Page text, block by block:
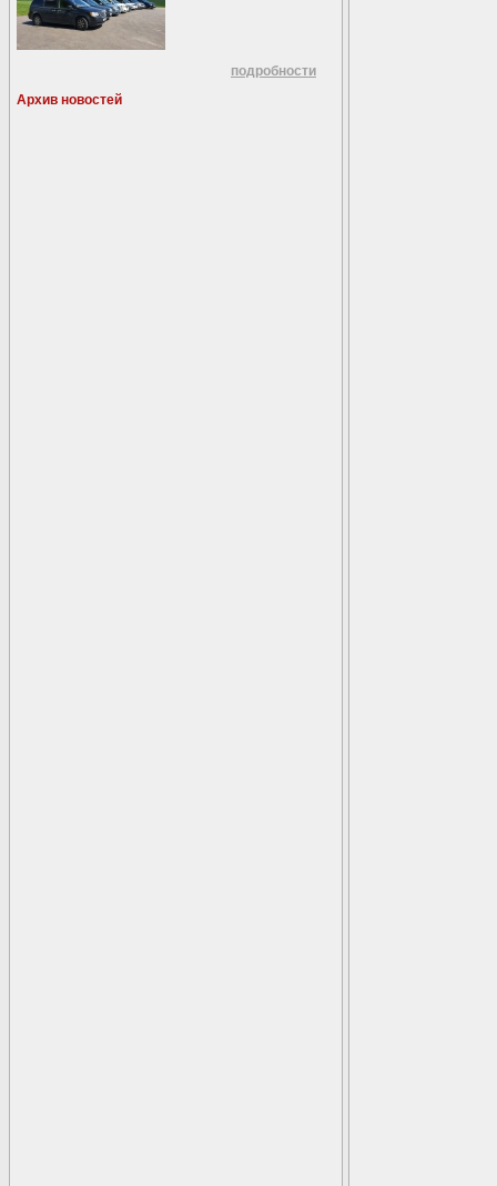
подробности
Архив новостей